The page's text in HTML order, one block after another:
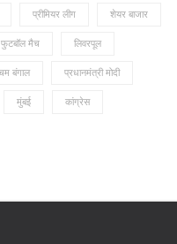
प्रीमियर लीग शेयर बाजार
फुटबॉल मैच लिवरपूल
बंगाल प्रधानमंत्री मोदी
मुंबई कांग्रेस